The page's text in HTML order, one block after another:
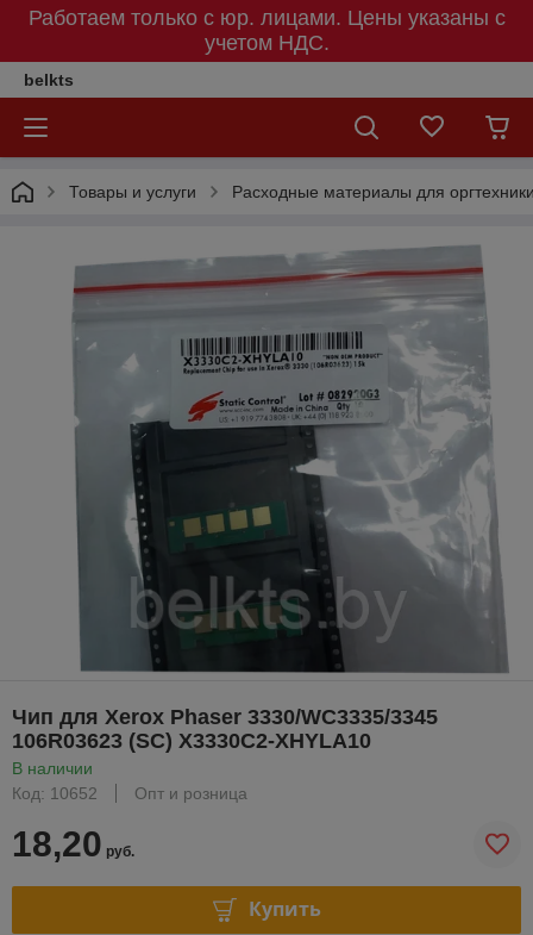
Работаем только с юр. лицами. Цены указаны c
учетом НДС.
belkts
Товары и услуги Расходные материалы для
Чип для Xerox Phaser 3330/WC3335/3345
106R03623 (SC) X3330C2-XHYLA10
В наличии
Код: 10652
Опт и розница
18,20 руб.
Купить